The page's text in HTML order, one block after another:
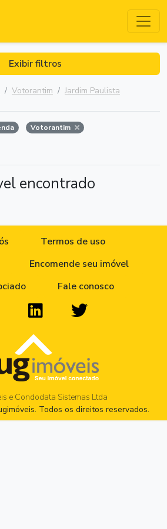
Exibir filtros
Votorantim Jardim Paulista
Votorantim
encontrado
Termos de uso
Encomende seu imóvel
Fale conosco
e Condodata Sistemas Ltda
Todos os direitos reservados.